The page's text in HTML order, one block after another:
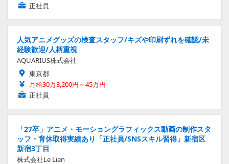
正社員
人気アニメグッズの検査スタッフ/キズや印刷ずれを確認/未
経験歓迎/人柄重視
AQUARIUS株式会社
東京都
月給30万3,200円～45万円
正社員
「27卒」アニメ・モーショングラフィックス動画の制作スタ
ッフ・育休取得実績あり「正社員/SNSスキル習得」新宿区
新宿3丁目
株式会社Le Lien